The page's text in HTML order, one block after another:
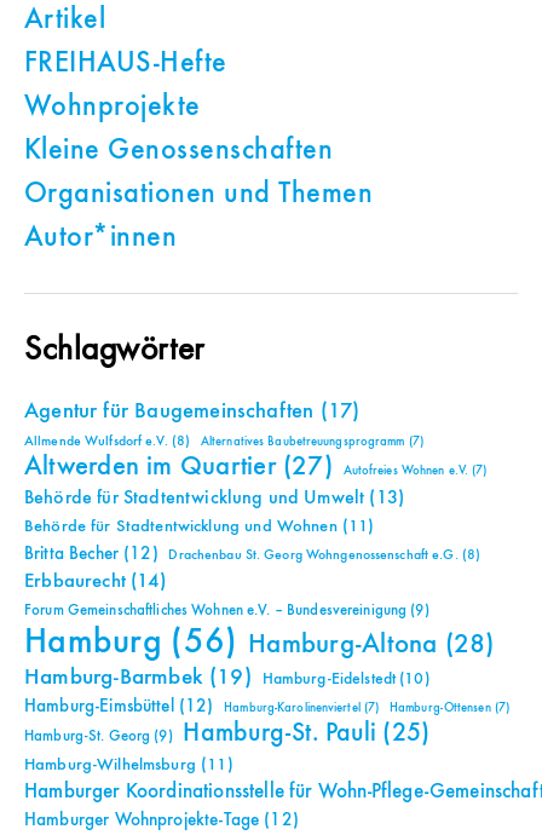
Artikel
FREIHAUS-Hefte
Wohnprojekte
Kleine Genossenschaften
Organisationen und Themen
Autor*innen
Schlagwörter
Agentur für Baugemeinschaften (17)
Allmende Wulfsdorf e.V. (8) Alternatives Baubetreuungsprogramm (7)
Altwerden im Quartier(27) Autofreies Wohnen e.V. (7)
Behörde für Stadtentwicklung und Umwelt (13)
Behörde für Stadtentwicklung und Wohnen(11)
Britta Becher(12) Drachenbau St. Georg Wohngenossenschaft e.G. (8)
Erbbaurecht(14)
Forum Gemeinschaftliches Wohnen e.V. – Bundesvereinigung (9)
Hamburg (56) Hamburg-Altona (28)
Hamburg-Barmbek(19) Hamburg-Eidelstedt(10)
Hamburg-Eimsbüttel (12) Hamburg-Karolinenviertel (7) Hamburg-Ottensen(7)
Hamburg-St. Georg (9) Hamburg-St. Pauli (25)
Hamburg-Wilhelmsburg (11)
Hamburger Koordinationsstelle für Wohn-Pflege-
Hamburger Wohnprojekte-Tage (12)